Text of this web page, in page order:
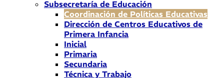
Subsecretaría de Educación
Coordinación de Políticas Educativas
Dirección de Centros Educativos de
Primera Infancia
Inicial
Primaria
Secundaria
Técnica y Trabajo